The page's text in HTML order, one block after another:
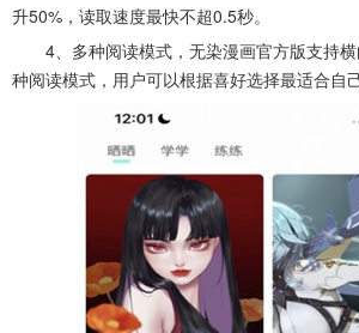
升50%，读取速度最快不超0.5秒。
4、多种阅读模式，无染漫画官方版支持
种阅读模式，用户可以根据喜好选择最适合自